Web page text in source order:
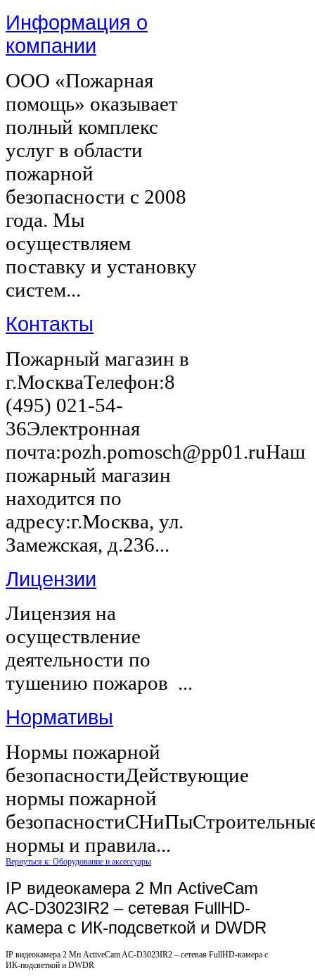
Информация о
компании
ООО «Пожарная
помощь» оказывает
полный комплекс
услуг в области
пожарной
безопасности с 2008
года. Мы
осуществляем
поставку и установку
систем...
Контакты
Пожарный магазин в
г.МоскваТелефон:8
(495) 021-54-
36Электронная
почта:pozh.pomosch@pp01.ruНаш
пожарный магазин
находится по
адресу:г.Москва, ул.
Замежская, д.236...
Лицензии
Лицензия на
осуществление
деятельности по
тушению пожаров ...
Нормативы
Нормы пожарной
безопасностиДействующие
нормы пожарной
нормы и правила...
Вернуться к: Оборудование и аксессуары
IP видеокамера 2 Mп ActiveCam
AC-D3023IR2 – сетевая FullHD-
камера с ИК-подсветкой и DWDR
IP видеокамера 2 Mп ActiveCam AC-D3023IR2 – сетевая FullHD-камера с
ИК-подсветкой и DWDR